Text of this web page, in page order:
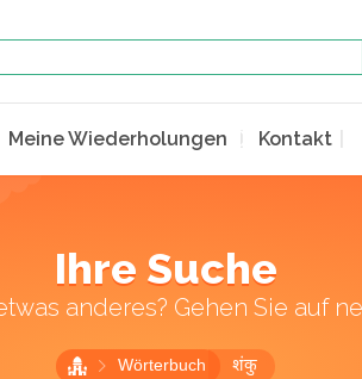
Meine Wiederholungen Kontakt
Ihre Suche
anderes? Gehen Sie auf
Wörterbuch शंकु